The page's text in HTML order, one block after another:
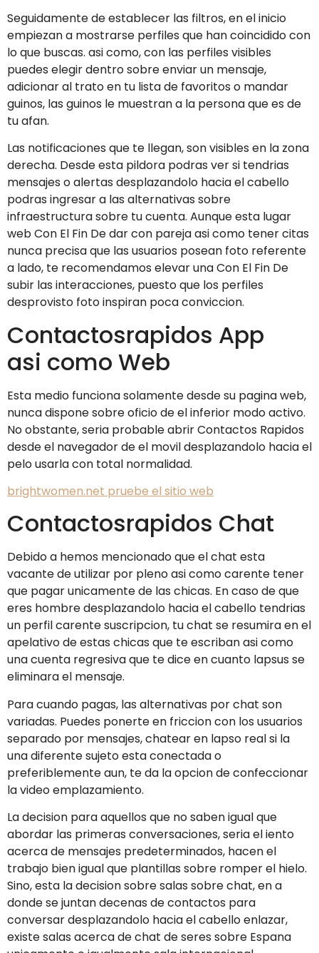
Seguidamente de establecer las filtros, en el inicio
empiezan a mostrarse perfiles que han coincidido con
lo que buscas. asi­ como, con las perfiles visibles
puedes elegir dentro sobre enviar un mensaje,
adicionar al trato en tu lista de favoritos o mandar
guinos, las guinos le muestran a la persona que es de
tu afan.
Las notificaciones que te llegan, son visibles en la zona
derecha. Desde esta pildora podras ver si tendrias
mensajes o alertas desplazandolo hacia el cabello
podras ingresar a las alternativas sobre
infraestructura sobre tu cuenta. Aunque esta lugar
web Con El Fin De dar con pareja asi como tener citas
nunca precisa que las usuarios posean foto referente
a lado, te recomendamos elevar una Con El Fin De
subir las interacciones, puesto que los perfiles
desprovisto foto inspiran poca conviccion.
Contactosrapidos App
asi­ como Web
Esta medio funciona solamente desde su pagina web,
nunca dispone sobre oficio de el inferior modo activo.
No obstante, seria probable abrir Contactos Rapidos
desde el navegador de el movil desplazandolo hacia el
pelo usarla con total normalidad.
brightwomen.net pruebe el sitio web
Contactosrapidos Chat
Debido a hemos mencionado que el chat esta
vacante de utilizar por pleno asi­ como carente tener
que pagar unicamente de las chicas. En caso de que
eres hombre desplazandolo hacia el cabello tendri­as
un perfil carente suscripcion, tu chat se resumira en el
apelativo de estas chicas que te escriban asi como
una cuenta regresiva que te dice en cuanto lapsus se
eliminara el mensaje.
Para cuando pagas, las alternativas por chat son
variadas. Puedes ponerte en friccion con los usuarios
separado por mensajes, chatear en lapso real si la
una diferente sujeto esta conectada o
preferiblemente aun, te da la opcion de confeccionar
la video emplazamiento.
La decision para aquellos que no saben igual que
abordar las primeras conversaciones, seria el iento
acerca de mensajes predeterminados, hacen el
trabajo bien igual que plantillas sobre romper el hielo.
Sino, esta la decision sobre salas sobre chat, en a
donde se juntan decenas de contactos para
conversar desplazandolo hacia el cabello enlazar,
existe salas acerca de chat de seres sobre Espana